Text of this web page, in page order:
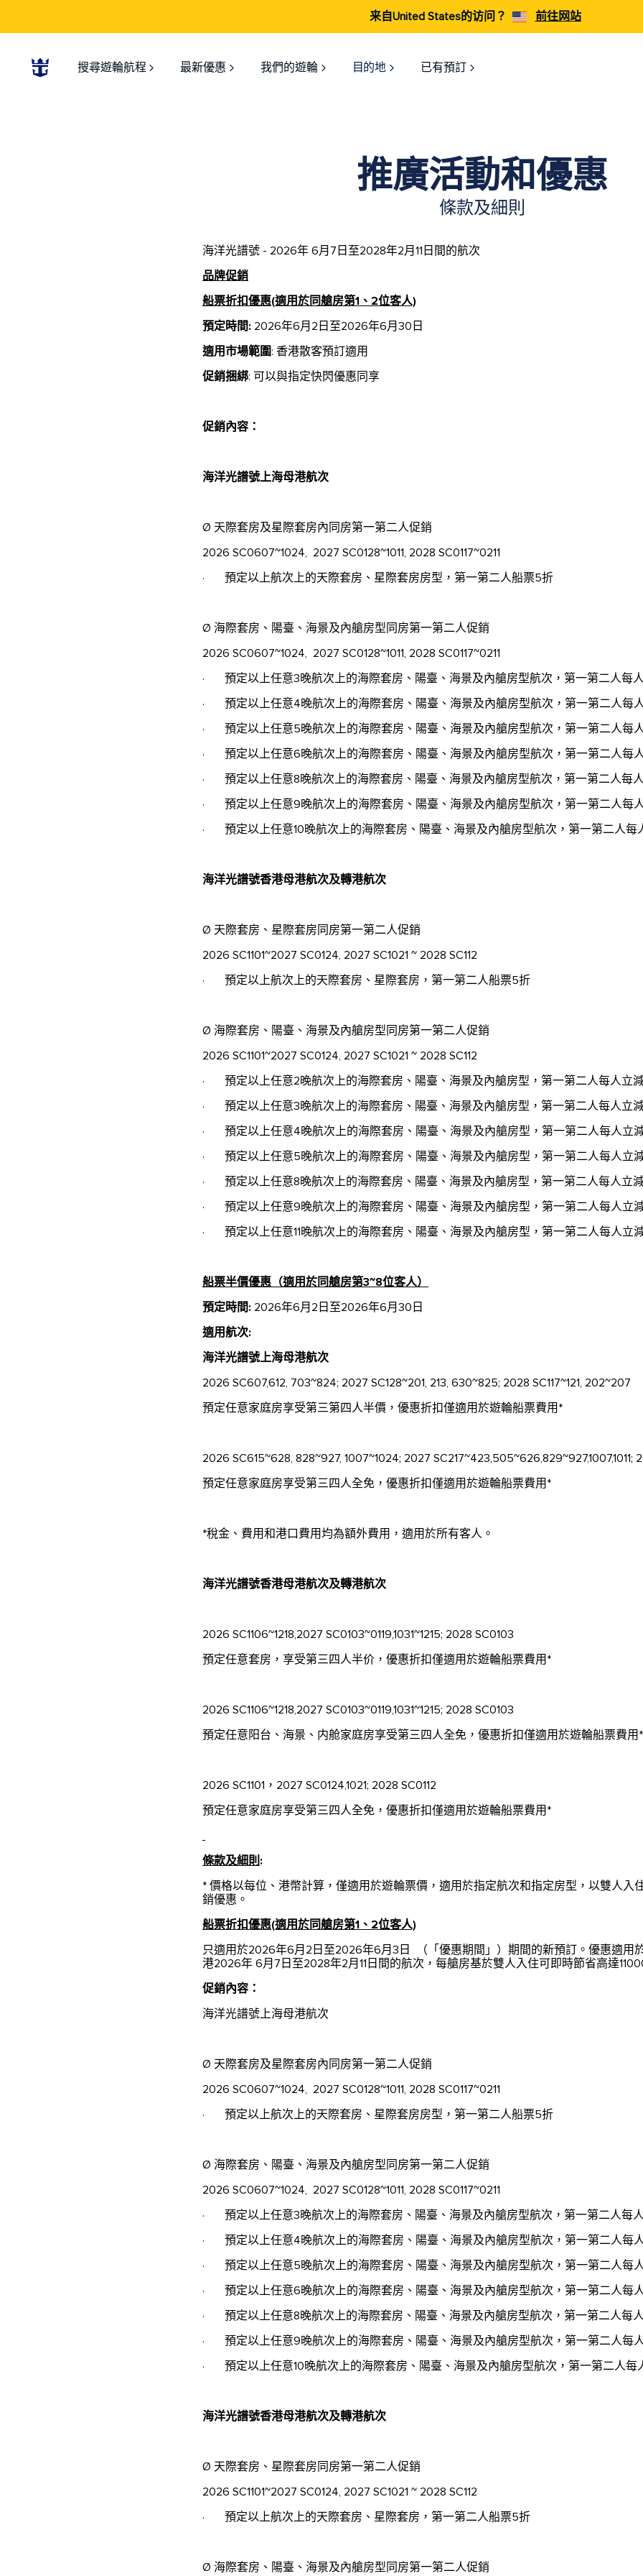
来自United States的访问？ 前往网站
搜尋遊輪航程 最新優惠 我們的遊輪 目的地 已有預訂
推廣活動和優惠
條款及細則
海洋光譜號 - 2026年 6月7日至2028年2月11日間的航次
品牌促銷
船票折扣優惠(適用於同艙房第1、2位客人)
預定時間: 2026年6月2日至2026年6月30日
適用市場範圍: 香港散客預訂適用
促銷捆綁: 可以與指定快閃優惠同享
促銷內容：
海洋光譜號上海母港航次
Ø 天際套房及星際套房內同房第一第二人促銷
2026 SC0607~1024, 2027 SC0128~1011, 2028 SC0117~0211
· 預定以上航次上的天際套房、星際套房房型，第一第二人船票5折
Ø 海際套房、陽臺、海景及內艙房型同房第一第二人促銷
2026 SC0607~1024, 2027 SC0128~1011, 2028 SC0117~0211
· 預定以上任意3晚航次上的海際套房、陽臺、海景及內艙房型航次，第一第二人每
· 預定以上任意4晚航次上的海際套房、陽臺、海景及內艙房型航次，第一第二人每
· 預定以上任意5晚航次上的海際套房、陽臺、海景及內艙房型航次，第一第二人每
· 預定以上任意6晚航次上的海際套房、陽臺、海景及內艙房型航次，第一第二人每
· 預定以上任意8晚航次上的海際套房、陽臺、海景及內艙房型航次，第一第二人每
· 預定以上任意9晚航次上的海際套房、陽臺、海景及內艙房型航次，第一第二人每
· 預定以上任意10晚航次上的海際套房、陽臺、海景及內艙房型航次，第一第二人每
海洋光譜號香港母港航次及轉港航次
Ø 天際套房、星際套房同房第一第二人促銷
2026 SC1101~2027 SC0124, 2027 SC1021 ~ 2028 SC112
· 預定以上航次上的天際套房、星際套房，第一第二人船票5折
Ø 海際套房、陽臺、海景及內艙房型同房第一第二人促銷
2026 SC1101~2027 SC0124, 2027 SC1021 ~ 2028 SC112
· 預定以上任意2晚航次上的海際套房、陽臺、海景及內艙房型，第一第二人每人立
· 預定以上任意3晚航次上的海際套房、陽臺、海景及內艙房型，第一第二人每人立
· 預定以上任意4晚航次上的海際套房、陽臺、海景及內艙房型，第一第二人每人立
· 預定以上任意5晚航次上的海際套房、陽臺、海景及內艙房型，第一第二人每人立
· 預定以上任意8晚航次上的海際套房、陽臺、海景及內艙房型，第一第二人每人立
· 預定以上任意9晚航次上的海際套房、陽臺、海景及內艙房型，第一第二人每人立
· 預定以上任意11晚航次上的海際套房、陽臺、海景及內艙房型，第一第二人每人立
船票半價優惠（適用於同艙房第3~8位客人）
預定時間: 2026年6月2日至2026年6月30日
適用航次:
海洋光譜號上海母港航次
2026 SC607,612, 703~824; 2027 SC128~201, 213, 630~825; 2028 SC117~121, 202~207
預定任意家庭房享受第三第四人半價，優惠折扣僅適用於遊輪船票費用*
2026 SC615~628, 828~927, 1007~1024; 2027 SC217~423,505~626,829~927,1007,1011;
預定任意家庭房享受第三四人全免，優惠折扣僅適用於遊輪船票費用*
*稅金、費用和港口費用均為額外費用，適用於所有客人。
海洋光譜號香港母港航次及轉港航次
2026 SC1106~1218,2027 SC0103~0119,1031~1215; 2028 SC0103
預定任意套房，享受第三四人半价，優惠折扣僅適用於遊輪船票費用*
2026 SC1106~1218,2027 SC0103~0119,1031~1215; 2028 SC0103
預定任意阳台、海景、内舱家庭房享受第三四人全免，優惠折扣僅適用於遊輪船票費用*
2026 SC1101，2027 SC0124,1021; 2028 SC0112
預定任意家庭房享受第三四人全免，優惠折扣僅適用於遊輪船票費用*
條款及細則:
* 價格以每位、港幣計算，僅適用於遊輪票價，適用於指定航次和指定房型，以雙人入
銷優惠。
船票折扣優惠(適用於同艙房第1、2位客人)
只適用於2026年6月2日至2026年6月3日 （「優惠期間」）期間的新預訂。優惠適用
港2026年 6月7日至2028年2月11日間的航次，每艙房基於雙人入住可即時節省高達
促銷內容：
海洋光譜號上海母港航次
Ø 天際套房及星際套房內同房第一第二人促銷
2026 SC0607~1024, 2027 SC0128~1011, 2028 SC0117~0211
· 預定以上航次上的天際套房、星際套房房型，第一第二人船票5折
Ø 海際套房、陽臺、海景及內艙房型同房第一第二人促銷
2026 SC0607~1024, 2027 SC0128~1011, 2028 SC0117~0211
· 預定以上任意3晚航次上的海際套房、陽臺、海景及內艙房型航次，第一第二人每
· 預定以上任意4晚航次上的海際套房、陽臺、海景及內艙房型航次，第一第二人每
· 預定以上任意5晚航次上的海際套房、陽臺、海景及內艙房型航次，第一第二人每
· 預定以上任意6晚航次上的海際套房、陽臺、海景及內艙房型航次，第一第二人每
· 預定以上任意8晚航次上的海際套房、陽臺、海景及內艙房型航次，第一第二人每
· 預定以上任意9晚航次上的海際套房、陽臺、海景及內艙房型航次，第一第二人每
· 預定以上任意10晚航次上的海際套房、陽臺、海景及內艙房型航次，第一第二人每
海洋光譜號香港母港航次及轉港航次
Ø 天際套房、星際套房同房第一第二人促銷
2026 SC1101~2027 SC0124, 2027 SC1021 ~ 2028 SC112
· 預定以上航次上的天際套房、星際套房，第一第二人船票5折
Ø 海際套房、陽臺、海景及內艙房型同房第一第二人促銷